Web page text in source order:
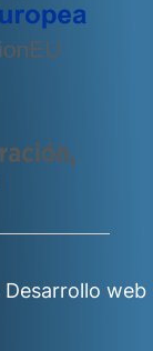
Desarrollo web